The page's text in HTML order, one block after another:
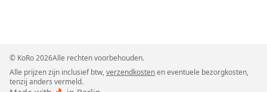
© KoRo 2026Alle rechten voorbehouden.
Alle prijzen zijn inclusief btw,verzendkostenen eventuele bezorgkosten,
tenzij anders vermeld.